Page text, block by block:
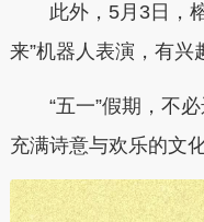
此外，5月3日，榕
来”机器人表演，有兴
“五一”假期，不必
充满诗意与欢乐的文化